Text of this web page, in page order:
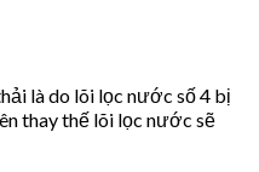
là do lõi lọc nước số 4 bị
thay thế lõi lọc nước sẽ